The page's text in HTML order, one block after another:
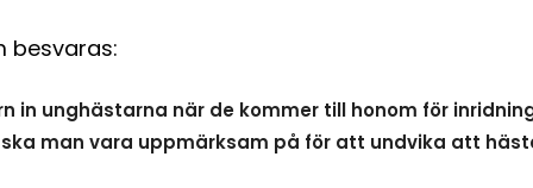
besvaras:
in unghästarna när de kommer till honom för
man vara uppmärksam på för att undvika att